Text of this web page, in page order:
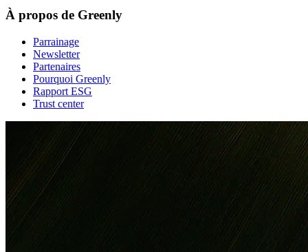
À propos de Greenly
Parrainage
Newsletter
Partenaires
Pourquoi Greenly
Rapport ESG
Trust center